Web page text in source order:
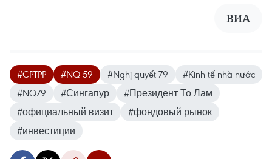
ВИА
#CPTPP #NQ 59 #Nghị quyết 79
#Kinh tế nhà nước
#NQ79
#Сингапур
#Президент То Лам
#официальный визит
#фондовый рынок
#инвестиции